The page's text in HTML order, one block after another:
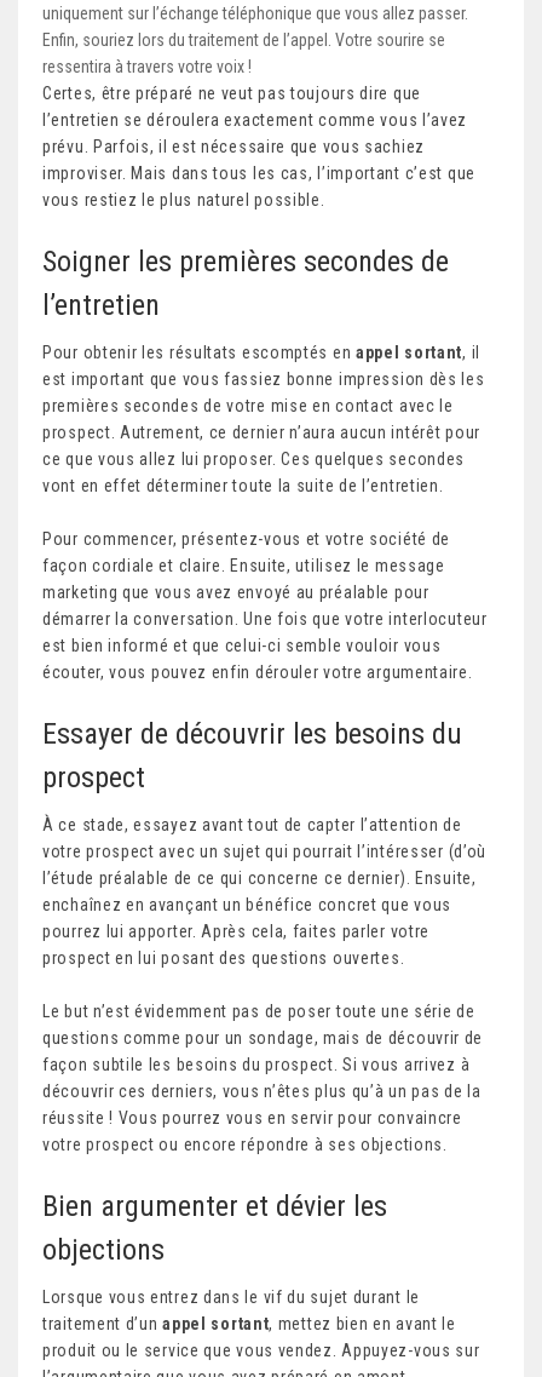
uniquement sur l’échange téléphonique que vous allez passer.
Enfin, souriez lors du traitement de l’appel. Votre sourire se
ressentira à travers votre voix !
Certes, être préparé ne veut pas toujours dire que
l’entretien se déroulera exactement comme vous l’avez
prévu. Parfois, il est nécessaire que vous sachiez
improviser. Mais dans tous les cas, l’important c’est que
vous restiez le plus naturel possible.
Soigner les premières secondes de
l’entretien
Pour obtenir les résultats escomptés en appel sortant, il
est important que vous fassiez bonne impression dès les
premières secondes de votre mise en contact avec le
prospect. Autrement, ce dernier n’aura aucun intérêt pour
ce que vous allez lui proposer. Ces quelques secondes
vont en effet déterminer toute la suite de l’entretien.
Pour commencer, présentez-vous et votre société de
façon cordiale et claire. Ensuite, utilisez le message
marketing que vous avez envoyé au préalable pour
démarrer la conversation. Une fois que votre interlocuteur
est bien informé et que celui-ci semble vouloir vous
écouter, vous pouvez enfin dérouler votre argumentaire.
Essayer de découvrir les besoins du
prospect
À ce stade, essayez avant tout de capter l’attention de
votre prospect avec un sujet qui pourrait l’intéresser (d’où
l’étude préalable de ce qui concerne ce dernier). Ensuite,
enchaînez en avançant un bénéfice concret que vous
pourrez lui apporter. Après cela, faites parler votre
prospect en lui posant des questions ouvertes.
Le but n’est évidemment pas de poser toute une série de
questions comme pour un sondage, mais de découvrir de
façon subtile les besoins du prospect. Si vous arrivez à
découvrir ces derniers, vous n’êtes plus qu’à un pas de la
réussite ! Vous pourrez vous en servir pour convaincre
votre prospect ou encore répondre à ses objections.
Bien argumenter et dévier les
objections
Lorsque vous entrez dans le vif du sujet durant le
traitement d’unappel sortant, mettez bien en avant le
produit ou le service que vous vendez. Appuyez-vous sur